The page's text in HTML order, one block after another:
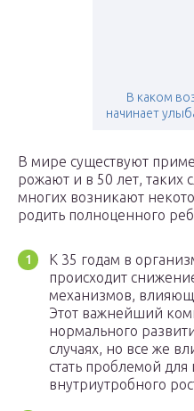
В каком
начинает
В мире существуют
рожают и в 50 лет, таких
многих возникают
родить полноценного
К 35 годам в
происходит
механизмов,
Этот важнейший
нормального
случаях, но все же
стать проблемой
внутриутробного